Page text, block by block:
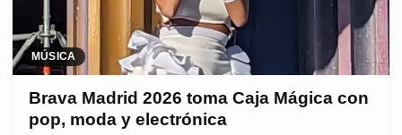
MÚSICA
Brava Madrid 2026 toma Caja Mágica con
pop, moda y electrónica